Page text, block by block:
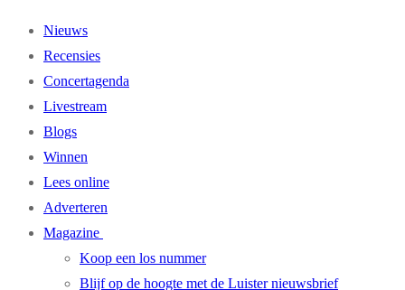
Nieuws
Recensies
Concertagenda
Livestream
Blogs
Winnen
Lees online
Adverteren
Magazine
Koop een los nummer
Blijf op de hoogte met de Luister nieuwsbrief